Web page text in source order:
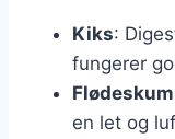
Kiks:
fungerer
Flødeskum
en let og